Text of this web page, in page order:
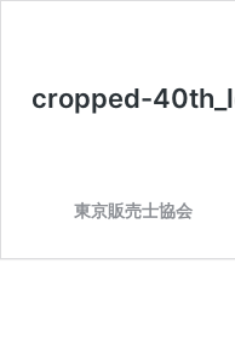
cropped-
東京販売士協会